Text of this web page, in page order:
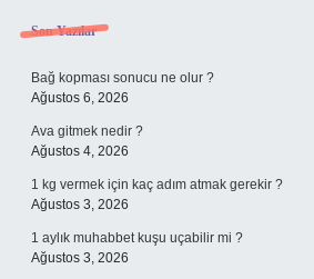
Sidebar
Son Yazılar
Bağ kopması sonucu ne olur ?
Ağustos 6, 2026
Ava gitmek nedir ?
Ağustos 4, 2026
1 kg vermek için kaç adım atmak gerekir ?
Ağustos 3, 2026
1 aylık muhabbet kuşu uçabilir mi ?
Ağustos 3, 2026